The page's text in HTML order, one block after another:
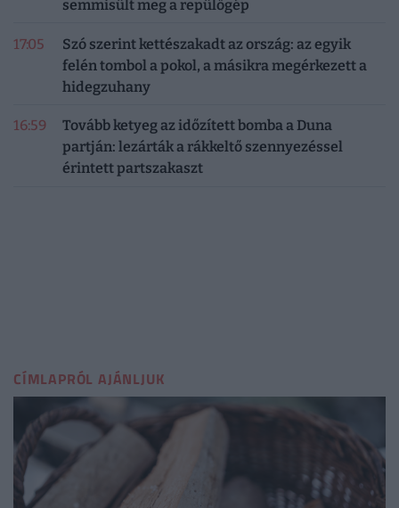
semmisült meg a repülőgép
17:05
Szó szerint kettészakadt az ország: az egyik
felén tombol a pokol, a másikra megérkezett a
hidegzuhany
16:59
Tovább ketyeg az időzített bomba a Duna
partján: lezárták a rákkeltő szennyezéssel
érintett partszakaszt
CÍMLAPRÓL AJÁNLJUK